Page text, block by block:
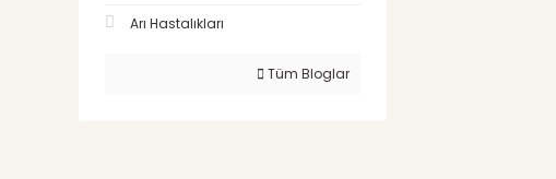
Arı Hastalıkları
Tüm Bloglar